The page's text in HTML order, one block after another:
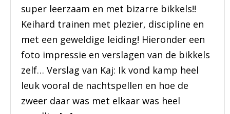
super leerzaam en met bizarre bikkels!!
Keihard trainen met plezier, discipline en
met een geweldige leiding! Hieronder een
foto impressie en verslagen van de bikkels
zelf… Verslag van Kaj: Ik vond kamp heel
leuk vooral de nachtspellen en hoe de
zweer daar was met elkaar was heel